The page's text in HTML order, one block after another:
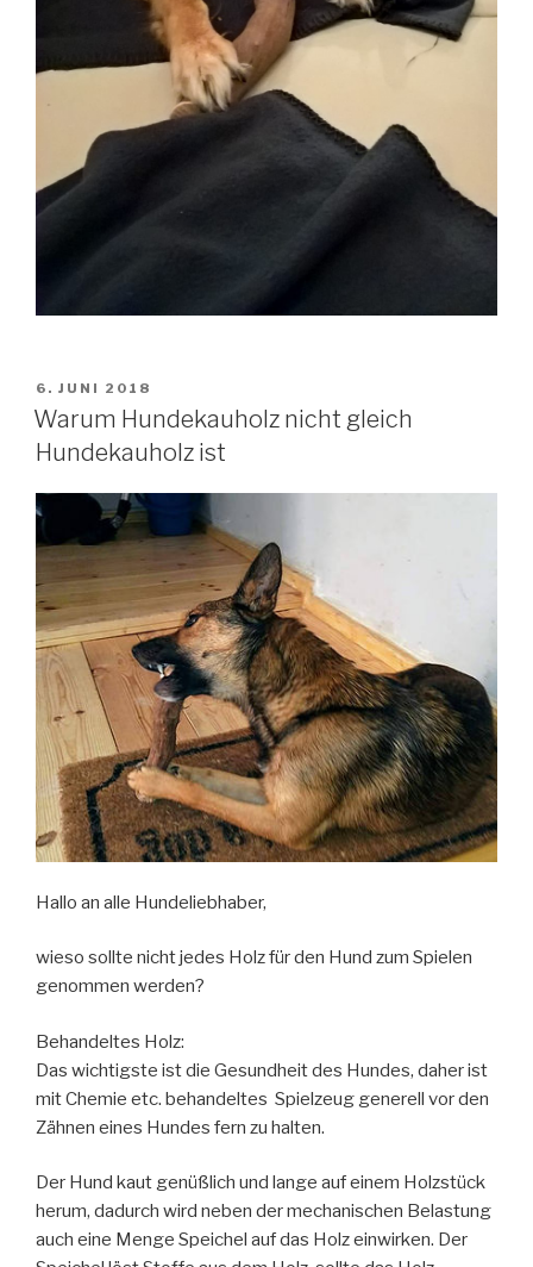
VERÖFFENTLICHT
AM
6. JUNI 2018
Warum Hundekauholz nicht gleich
Hundekauholz ist
Hallo an alle Hundeliebhaber,
wieso sollte nicht jedes Holz für den Hund zum Spielen
genommen werden?
Behandeltes Holz:
Das wichtigste ist die Gesundheit des Hundes, daher ist
mit Chemie etc. behandeltes Spielzeug generell vor den
Zähnen eines Hundes fern zu halten.
Der Hund kaut genüßlich und lange auf einem Holzstück
herum, dadurch wird neben der mechanischen Belastung
auch eine Menge Speichel auf das Holz einwirken. Der